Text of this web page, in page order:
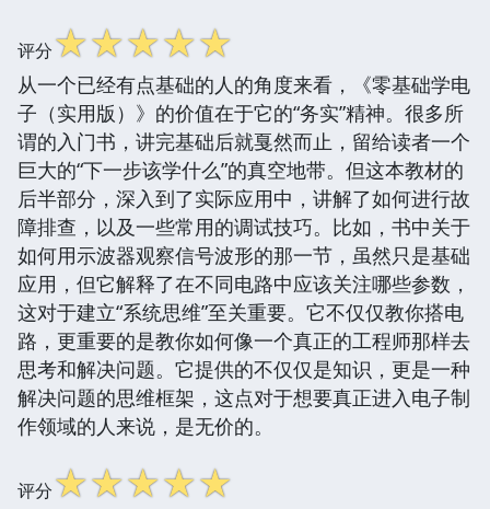
评分☆☆☆☆☆
从一个已经有点基础的人的角度来看，《零基础学电
子（实用版）》的价值在于它的“务实”精神。很多所
谓的入门书，讲完基础后就戛然而止，留给读者一个
巨大的“下一步该学什么”的真空地带。但这本教材的
后半部分，深入到了实际应用中，讲解了如何进行故
障排查，以及一些常用的调试技巧。比如，书中关于
如何用示波器观察信号波形的那一节，虽然只是基础
应用，但它解释了在不同电路中应该关注哪些参数，
这对于建立“系统思维”至关重要。它不仅仅教你搭电
路，更重要的是教你如何像一个真正的工程师那样去
思考和解决问题。它提供的不仅仅是知识，更是一种
解决问题的思维框架，这点对于想要真正进入电子制
作领域的人来说，是无价的。
评分☆☆☆☆☆